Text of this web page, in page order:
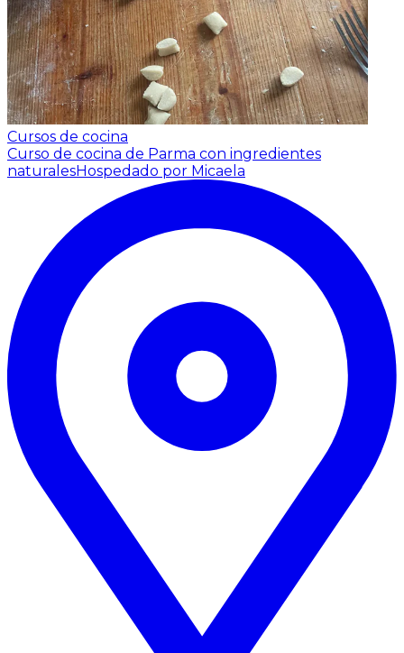
Cursos de cocina
Curso de cocina de Parma con ingredientes
naturalesHospedado por Micaela